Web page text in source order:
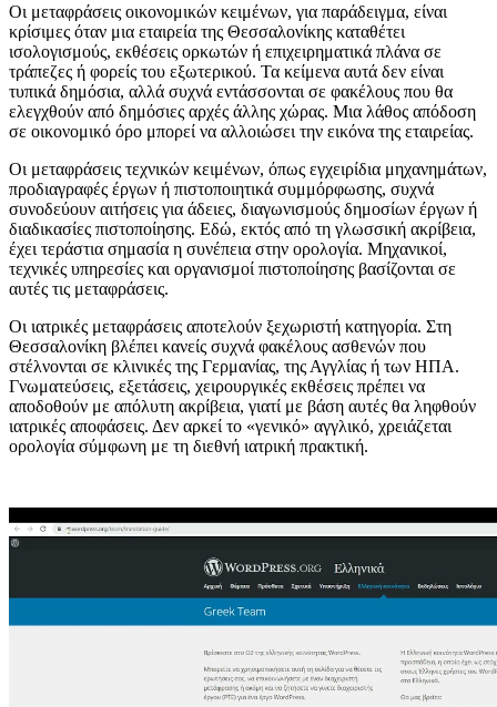
Οι μεταφράσεις οικονομικών κειμένων, για παράδειγμα, είναι
κρίσιμες όταν μια εταιρεία της Θεσσαλονίκης καταθέτει
ισολογισμούς, εκθέσεις ορκωτών ή επιχειρηματικά πλάνα σε
τράπεζες ή φορείς του εξωτερικού. Τα κείμενα αυτά δεν είναι
τυπικά δημόσια, αλλά συχνά εντάσσονται σε φακέλους που θα
ελεγχθούν από δημόσιες αρχές άλλης χώρας. Μια λάθος απόδοση
σε οικονομικό όρο μπορεί να αλλοιώσει την εικόνα της εταιρείας.
Οι μεταφράσεις τεχνικών κειμένων, όπως εγχειρίδια μηχανημάτων,
προδιαγραφές έργων ή πιστοποιητικά συμμόρφωσης, συχνά
συνοδεύουν αιτήσεις για άδειες, διαγωνισμούς δημοσίων έργων ή
διαδικασίες πιστοποίησης. Εδώ, εκτός από τη γλωσσική ακρίβεια,
έχει τεράστια σημασία η συνέπεια στην ορολογία. Μηχανικοί,
τεχνικές υπηρεσίες και οργανισμοί πιστοποίησης βασίζονται σε
αυτές τις μεταφράσεις.
Οι ιατρικές μεταφράσεις αποτελούν ξεχωριστή κατηγορία. Στη
Θεσσαλονίκη βλέπει κανείς συχνά φακέλους ασθενών που
στέλνονται σε κλινικές της Γερμανίας, της Αγγλίας ή των ΗΠΑ.
Γνωματεύσεις, εξετάσεις, χειρουργικές εκθέσεις πρέπει να
αποδοθούν με απόλυτη ακρίβεια, γιατί με βάση αυτές θα ληφθούν
ιατρικές αποφάσεις. Δεν αρκεί το «γενικό» αγγλικό, χρειάζεται
ορολογία σύμφωνη με τη διεθνή ιατρική πρακτική.